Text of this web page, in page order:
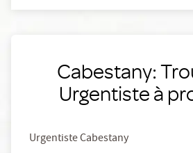
Cabestany:
Urgentiste à
Urgentiste Cabestany